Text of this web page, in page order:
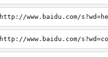
http://www.baidu.com/
http://www.baidu.com/